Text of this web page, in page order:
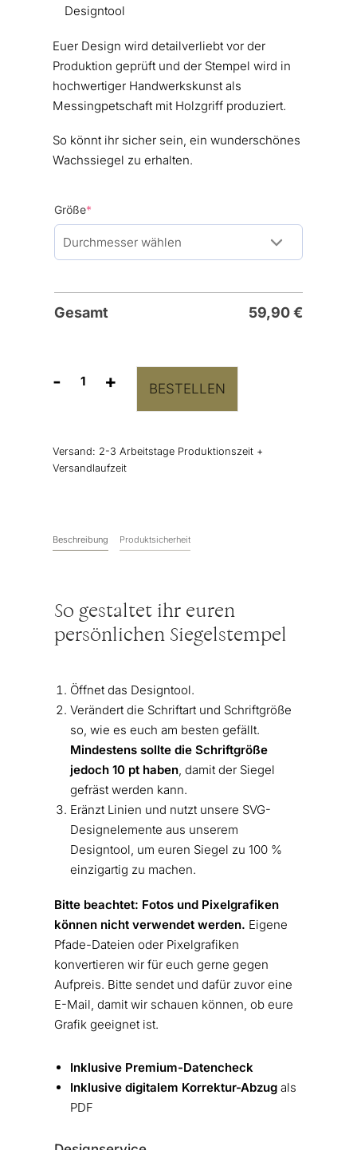
Designtool
Euer Design wird detailverliebt vor der
Produktion geprüft und der Stempel wird in
hochwertiger Handwerkskunst als
Messingpetschaft mit Holzgriff produziert.
So könnt ihr sicher sein, ein wunderschönes
Wachssiegel zu erhalten.
Größe*(required)
Gesamt 59,90€
-
Siegelstempel
+ BESTELLEN
Versand: 2-3 Arbeitstage Produktionszeit +
Versandlaufzeit
Beschreibung Produktsicherheit
So gestaltet ihr euren
persönlichen Siegelstempel
Öffnet das Designtool.
Verändert die Schriftart und Schriftgröße
so, wie es euch am besten gefällt.
Mindestens sollte die Schriftgröße
jedoch 10 pt haben, damit der Siegel
gefräst werden kann.
Eränzt Linien und nutzt unsere SVG-
Designelemente aus unserem
Designtool, um euren Siegel zu 100 %
einzigartig zu machen.
Bitte beachtet: Fotos und Pixelgrafiken
können nicht verwendet werden. Eigene
Pfade-Dateien oder Pixelgrafiken
konvertieren wir für euch gerne gegen
Aufpreis. Bitte sendet und dafür zuvor eine
E-Mail, damit wir schauen können, ob eure
Grafik geeignet ist.
Inklusive Premium-Datencheck
Inklusive digitalem Korrektur-Abzugals
PDF